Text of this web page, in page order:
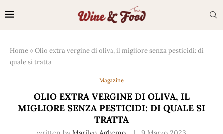
Home »Olio extra vergine di oliva, il migliore senza pesticidi: di
quale si tratta
Magazine
OLIO EXTRA VERGINE DI OLIVA, IL
MIGLIORE SENZA PESTICIDI: DI QUALE SI
TRATTA